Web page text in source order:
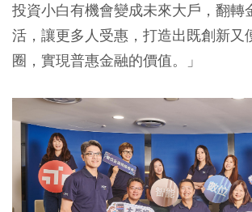
投資小白有機會變成未來大戶，翻轉
活，讓更多人受惠，打造出既創新又
圈，實現普惠金融的價值。」